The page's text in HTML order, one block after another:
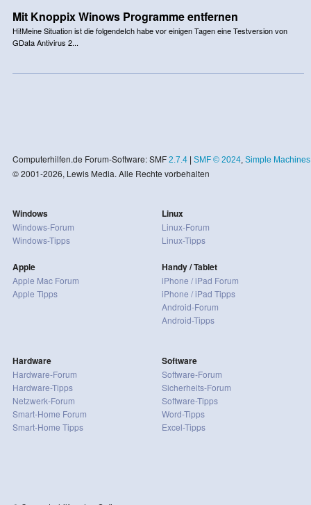
Mit Knoppix Winows Programme entfernen
Hi!Meine Situation ist die folgendeIch habe vor einigen Tagen eine Testversion von
GData Antivirus 2...
Computerhilfen.de Forum-Software: SMF 2.7.4| SMF © 2024, Simple Machines
© 2001-2026, Lewis Media. Alle Rechte vorbehalten
Windows
Windows-Forum
Windows-Tipps
Apple
Apple Mac Forum
Apple Tipps
Linux
Linux-Forum
Linux-Tipps
Handy / Tablet
iPhone / iPad Forum
iPhone / iPad Tipps
Android-Forum
Android-Tipps
Hardware
Hardware-Forum
Hardware-Tipps
Netzwerk-Forum
Smart-Home Forum
Smart-Home Tipps
Software
Software-Forum
Sicherheits-Forum
Software-Tipps
Word-Tipps
Excel-Tipps